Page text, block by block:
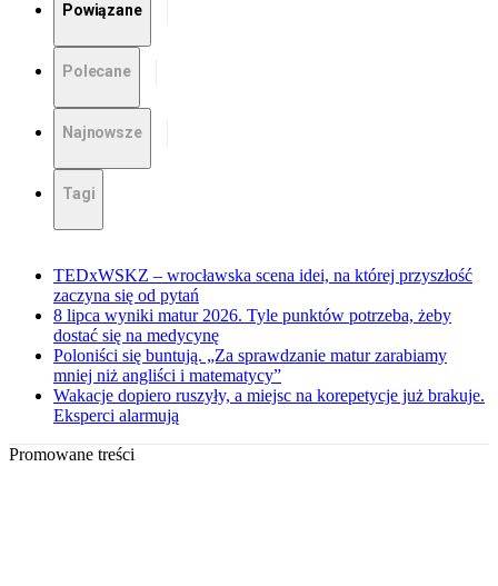
Powiązane
Polecane
Najnowsze
Tagi
TEDxWSKZ – wrocławska scena idei, na której przyszłość
zaczyna się od pytań
8 lipca wyniki matur 2026. Tyle punktów potrzeba, żeby
dostać się na medycynę
Poloniści się buntują. „Za sprawdzanie matur zarabiamy
mniej niż angliści i matematycy”
Wakacje dopiero ruszyły, a miejsc na korepetycje już brakuje.
Eksperci alarmują
Promowane treści